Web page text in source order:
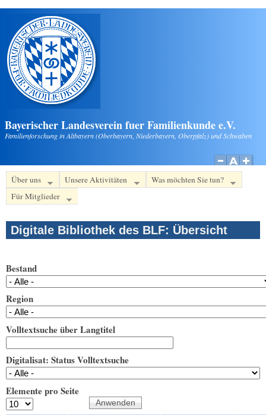
Direkt zum Inhalt
Bayerischer Landesverein fuer Familienkunde e.V.
Familienforschung in Altbayern (Oberbayern, Niederbayern, Oberpfalz) und Schwaben
Über uns Unsere Aktivitäten
Was möchten Sie tun?
Für Mitglieder
Digitale Bibliothek des BLF: Übersicht
Bestand
Region
Volltextsuche über Langtitel
Digitalisat: Status Volltextsuche
Elemente pro Seite